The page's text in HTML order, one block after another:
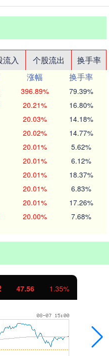
流入 个股流出
换手率
涨幅
换手率
396.89% 79.39%
20.21% 16.80%
20.03% 14.18%
20.02% 14.77%
20.01% 5.62%
20.01% 6.12%
20.01% 18.37%
20.01% 6.83%
20.01% 17.26%
20.00% 7.68%
47.56 1.35%